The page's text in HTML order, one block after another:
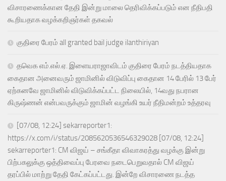
விசாரணைக்கான தேதி இன்று மாலை தெரிவிக்கப்படும் என நீதிபதி
கூறியதாக வழக்கறிஞர்கள் தகவல்
குதிரை பேரம் all granted bail judge ilanthiriyan
தவெக எம்.எல்.ஏ. இளையராஜாவிடம் குதிரை பேரம் நடத்தியதாக
கைதான அனைவரும் ஜாமினில் விடுவிப்பு கைதான 14 பேரில் 13 பேர்
ஏற்கனவே ஜாமினில் விடுவிக்கப்பட்ட நிலையில், 14வது நபரான
கிருஷ்ணன் என்பவருக்கும் ஜாமின் வழங்கி உயர் நீதிமன்றம் உத்தரவு
[07/08, 12:24] sekarreporter1:
https://x.com/i/status/2085620536546329028 [07/08, 12:24]
sekarreporter1: CM விஜய் – சங்கீதா விவாகரத்து வழக்கு இன்று
பிற்பகலுக்கு ஒத்திவைப்பு பேரவை நடைபெறுவதால் CM விஜய்
தரப்பில் மாற்று தேதி கேட்கப்பட்டது. இன்றே விசாரணை நடத்த